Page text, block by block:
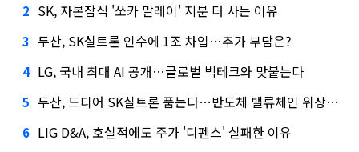
2 SK, 자본잠식 '쏘카 말레이' 지분 더 사는 이유
3 두산, SK실트론 인수에 1조 차입…추가 부담은?
4 LG, 국내 최대 AI 공개…글로벌 빅테크와 맞붙는다
5 두산, 드디어 SK실트론 품는다…반도체 밸류체인 위상 강화
6 LIG D&A, 호실적에도 주가 '디펜스' 실패한 이유